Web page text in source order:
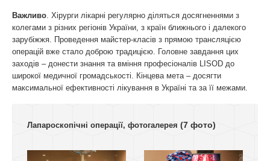
Важливо . Хірурги лікарні регулярно діляться досягненнями з
колегами з різних регіонів України, з країн ближнього і далекого
зарубіжжя. Проведення майстер-класів з прямою трансляцією
операцій вже стало доброю традицією. Головне завдання цих
заходів – донести знання та вміння професіоналів LISOD до
широкої медичної громадськості. Кінцева мета – досягти
максимальної ефективності лікування в Україні та за її межами.
Лапароскопічні операції, фотогалерея (7 фото)